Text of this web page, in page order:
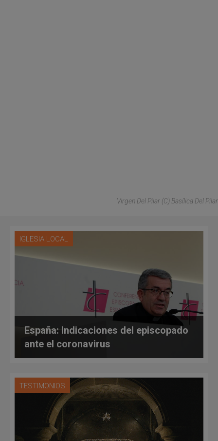
Virgen Del Pilar (C) Basílica Del Pilar
IGLESIA LOCAL
España: Indicaciones del episcopado
ante el coronavirus
TESTIMONIOS